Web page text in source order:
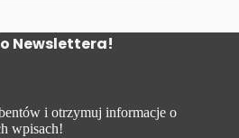
Newslettera!
i otrzymuj informacje o
wpisach!